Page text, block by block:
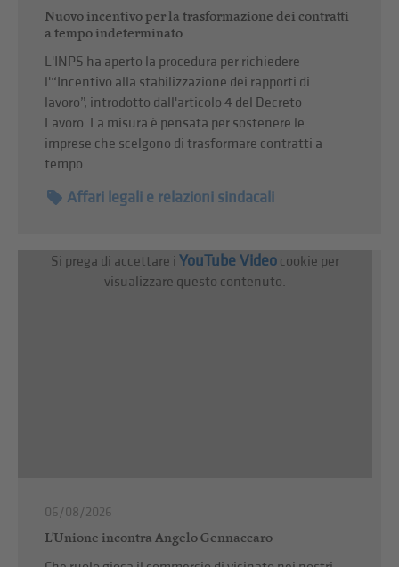
Nuovo incentivo per la trasformazione dei contratti
a tempo indeterminato
L'INPS ha aperto la procedura per richiedere
l'“Incentivo alla stabilizzazione dei rapporti di
lavoro”, introdotto dall'articolo 4 del Decreto
Lavoro. La misura è pensata per sostenere le
imprese che scelgono di trasformare contratti a
tempo ...
Affari legali e relazioni sindacali
Si prega di accettare iYouTube Video cookie per
visualizzare questo contenuto.
06/08/2026
L'Unione incontra Angelo Gennaccaro